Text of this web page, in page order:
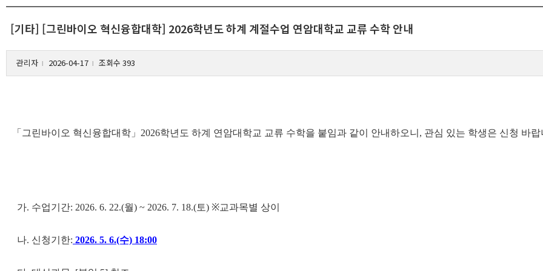
[기타] [그린바이오 혁신융합대학] 2026학년도 하계 계절수업 연암대학교 교류 수학 안내
관리자 l 2026-04-17 l 조회수 393
「그린바이오 혁신융합대학」2026학년도 하계 연암대학교 교류 수학을 붙임과 같이 안내하오니, 관심 있는 학생은 신청 바
가. 수업기간: 2026. 6. 22.(월) ~ 2026. 7. 18.(토) ※교과목별 상이
나. 신청기한: 2026. 5. 6.(수) 18:00